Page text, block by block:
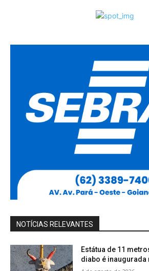
NOTÍCIAS RELEVANTES
Estátua de 11
diabo é inaugurada